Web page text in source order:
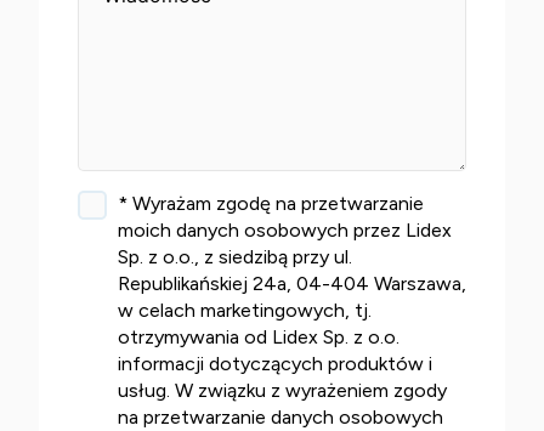
* Wyrażam zgodę na przetwarzanie
moich danych osobowych przez Lidex
Sp. z o.o., z siedzibą przy ul.
Republikańskiej 24a, 04-404 Warszawa,
w celach marketingowych, tj.
otrzymywania od Lidex Sp. z o.o.
informacji dotyczących produktów i
usług. W związku z wyrażeniem zgody
na przetwarzanie danych osobowych